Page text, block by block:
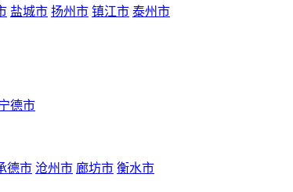
盐城市 扬州市 镇江市 泰州市
德市
德市 沧州市 廊坊市 衡水市